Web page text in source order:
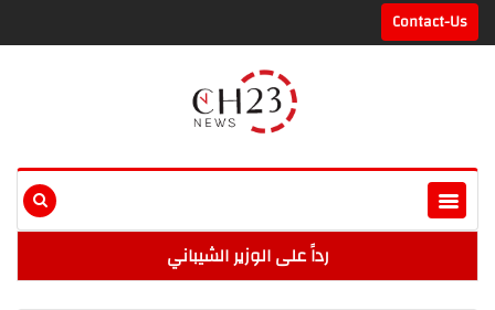
Contact-Us
رداً على الوزير الشيباني